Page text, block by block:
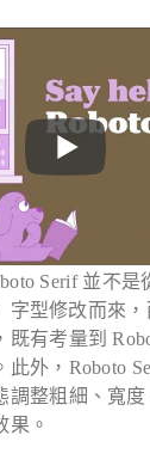
Serif 並不是
字型修改而來
既有考量到
此外，Roboto
調整粗細、寬
果。